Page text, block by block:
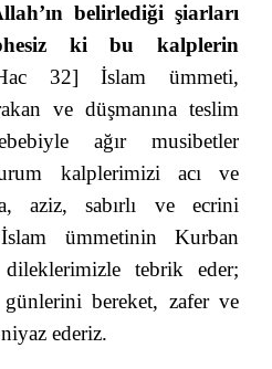
belirlediği şiarları
ki bu kalplerin
32] İslam ümmeti,
ve düşmanına teslim
ağır musibetler
kalplerimizi acı ve
aziz, sabırlı ve ecrini
ümmetinin Kurban
dileklerimizle tebrik eder;
bereket, zafer ve
ederiz.